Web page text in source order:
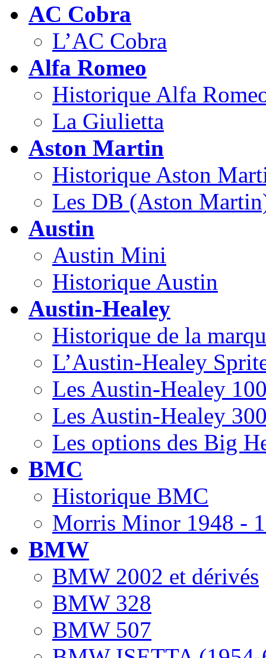
AC Cobra
L’AC Cobra
Alfa Romeo
Historique Alfa
La Giulietta
Aston Martin
Historique Aston
Les DB (Aston
Austin
Austin Mini
Historique Austin
Austin-Healey
Historique de la
L’Austin-Healey
Les Austin-Healey
Les Austin-Healey
Les options des Big
BMC
Historique BMC
Morris Minor 1948 -
BMW
BMW 2002 et dérivés
BMW 328
BMW 507